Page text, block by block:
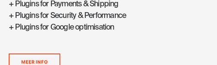
+ Plugins for Payments & Shipping
+ Plugins for Security & Performance
+ Plugins for Google optimisation
MEER INFO